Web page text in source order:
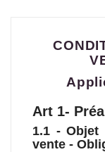
Art 1-
1.1 - Objet
vente -